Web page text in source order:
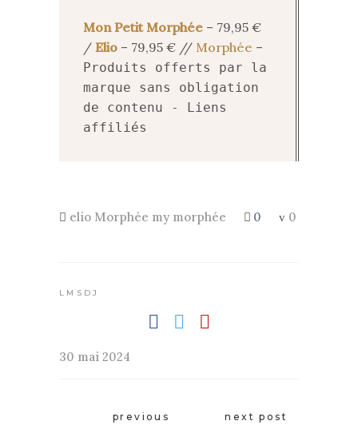
Mon Petit Morphée – 79,95 €
/ Elio – 79,95 € // Morphée –
Produits offerts par la
marque sans obligation
de contenu - Liens
affiliés
elio Morphée my morphée 0 0
LMSDJ
30 mai 2024
previous
next post